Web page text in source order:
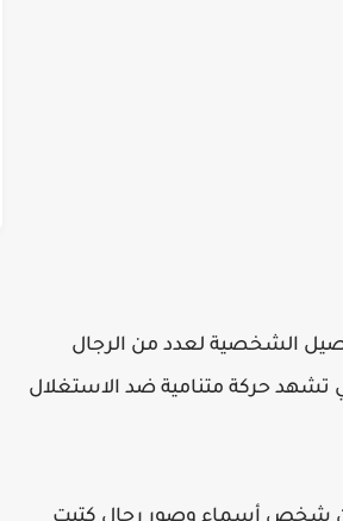
الشخصية لعدد من الرجال
تشهد حركة متنامية ضد الاستغلال